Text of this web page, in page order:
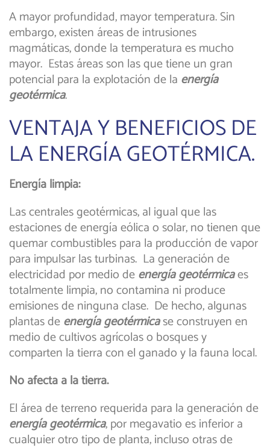
A mayor profundidad, mayor temperatura. Sin
embargo, existen áreas de intrusiones
magmáticas, donde la temperatura es mucho
mayor. Estas áreas son las que tiene un gran
potencial para la explotación de la energía
geotérmica.
VENTAJA Y BENEFICIOS DE
LA ENERGÍA GEOTÉRMICA.
Energía limpia:
Las centrales geotérmicas, al igual que las
estaciones de energía eólica o solar, no tienen que
quemar combustibles para la producción de vapor
para impulsar las turbinas. La generación de
electricidad por medio deenergía geotérmicaes
totalmente limpia, no contamina ni produce
emisiones de ninguna clase. De hecho, algunas
plantas deenergía geotérmicase construyen en
medio de cultivos agrícolas o bosques y
comparten la tierra con el ganado y la fauna local.
No afecta a la tierra.
El área de terreno requerida para la generación de
energía geotérmica, por megavatio es inferior a
cualquier otro tipo de planta, incluso otras de